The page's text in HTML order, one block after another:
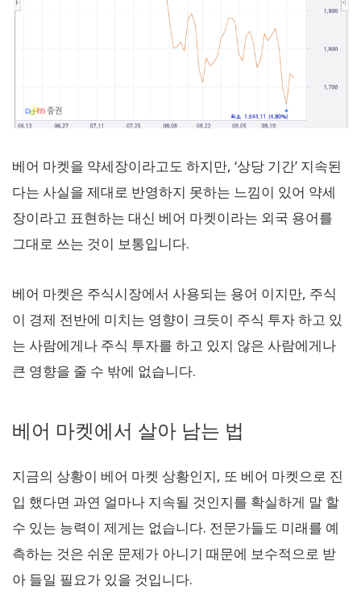
베어 마켓을 약세장이라고도 하지만, ‘상당 기간’ 지속된
다는 사실을 제대로 반영하지 못하는 느낌이 있어 약세
장이라고 표현하는 대신 베어 마켓이라는 외국 용어를
그대로 쓰는 것이 보통입니다.
베어 마켓은 주식시장에서 사용되는 용어 이지만, 주식
이 경제 전반에 미치는 영향이 크듯이 주식 투자 하고 있
는 사람에게나 주식 투자를 하고 있지 않은 사람에게나
큰 영향을 줄 수 밖에 없습니다.
베어 마켓에서 살아 남는 법
지금의 상황이 베어 마켓 상황인지, 또 베어 마켓으로 진
입 했다면 과연 얼마나 지속될 것인지를 확실하게 말 할
수 있는 능력이 제게는 없습니다. 전문가들도 미래를 예
측하는 것은 쉬운 문제가 아니기 때문에 보수적으로 받
아 들일 필요가 있을 것입니다.